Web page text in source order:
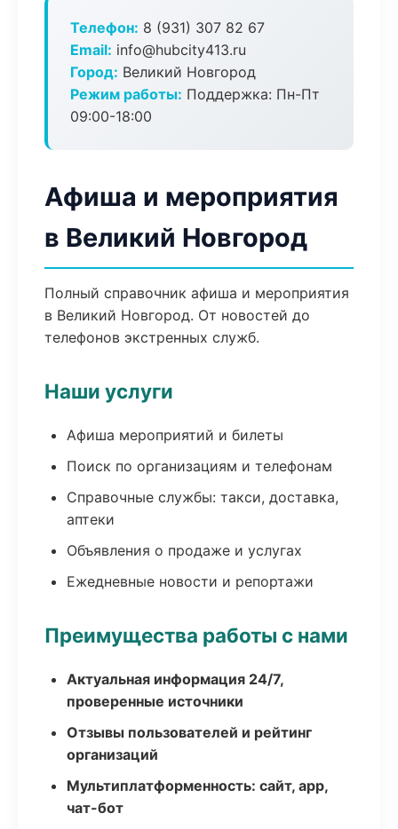
Телефон: 8 (931) 307 82 67
Email: info@hubcity413.ru
Город: Великий Новгород
Режим работы: Поддержка: Пн-Пт
09:00-18:00
Афиша и мероприятия
в Великий Новгород
Полный справочник афиша и мероприятия
в Великий Новгород. От новостей до
телефонов экстренных служб.
Наши услуги
Афиша мероприятий и билеты
Поиск по организациям и телефонам
Справочные службы: такси, доставка,
аптеки
Объявления о продаже и услугах
Ежедневные новости и репортажи
Преимущества работы с нами
Актуальная информация 24/7,
проверенные источники
Отзывы пользователей и рейтинг
организаций
Мультиплатформенность: сайт, app,
чат-бот